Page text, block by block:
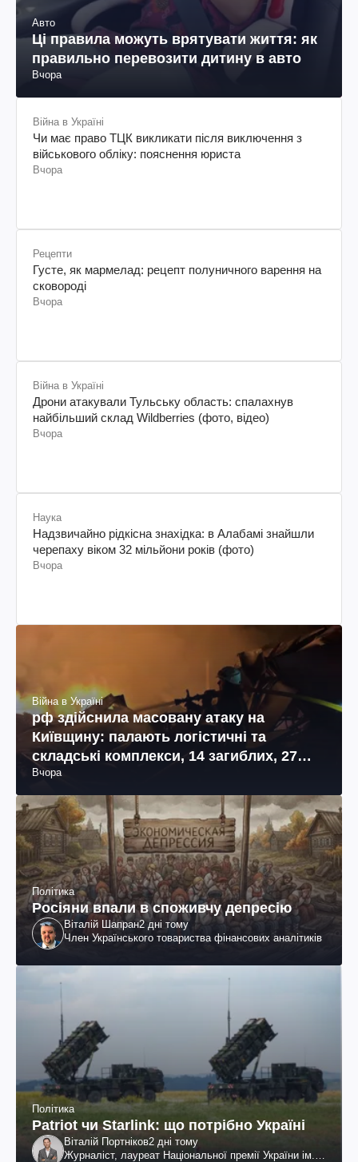
Авто
Ці правила можуть врятувати життя: як
правильно перевозити дитину в авто
Вчора
Війна в Україні
Чи має право ТЦК викликати після виключення з
військового обліку: пояснення юриста
Вчора
Рецепти
Густе, як мармелад: рецепт полуничного варення на
сковороді
Вчора
Війна в Україні
Дрони атакували Тульську область: спалахнув
найбільший склад Wildberries (фото, відео)
Вчора
Наука
Надзвичайно рідкісна знахідка: в Алабамі знайшли
черепаху віком 32 мільйони років (фото)
Вчора
Війна в Україні
рф здійснила масовану атаку на
Київщину: палають логістичні та
складські комплекси, 14 загиблих, 27
поранених (фото, відео)
Вчора
Політика
Росіяни впали в споживчу депресію
Віталій Шапран2 дні тому
Член Українського товариства фінансових аналітиків
Політика
Patriot чи Starlink: що потрібно Україні
Віталій Портніков2 дні тому
Журналіст, лауреат Національної премії України ім.